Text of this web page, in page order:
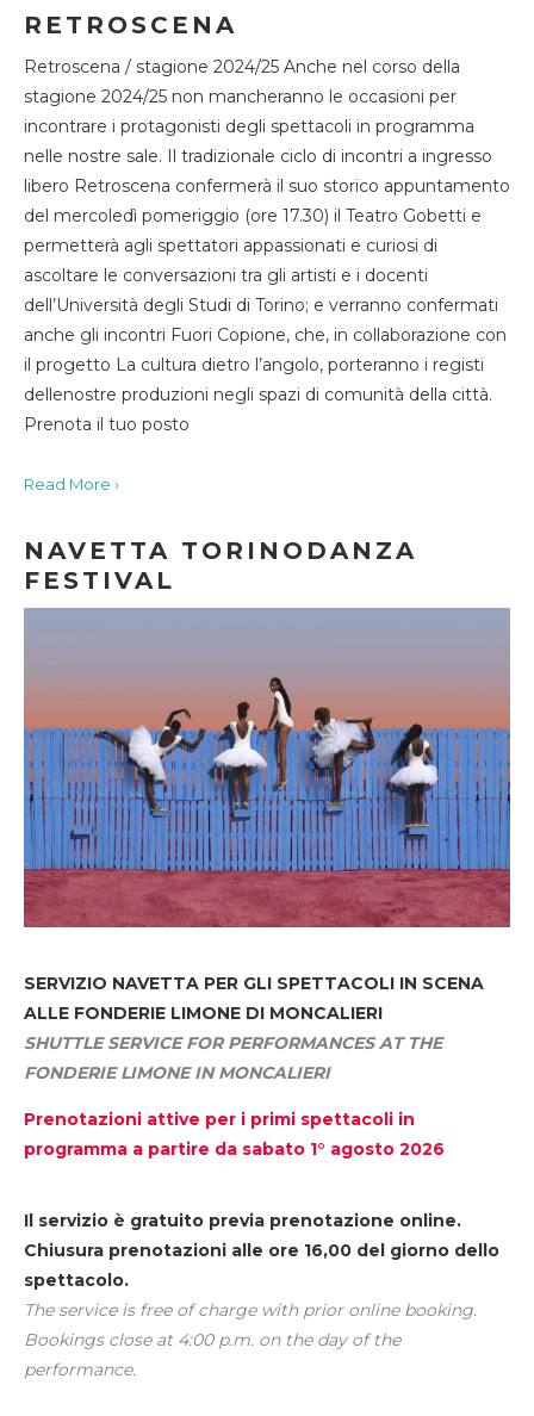
RETROSCENA
Retroscena / stagione 2024/25 Anche nel corso della
stagione 2024/25 non mancheranno le occasioni per
incontrare i protagonisti degli spettacoli in programma
nelle nostre sale. Il tradizionale ciclo di incontri a ingresso
libero Retroscena confermerà il suo storico appuntamento
del mercoledì pomeriggio (ore 17.30) il Teatro Gobetti e
permetterà agli spettatori appassionati e curiosi di
ascoltare le conversazioni tra gli artisti e i docenti
dell’Università degli Studi di Torino; e verranno confermati
anche gli incontri Fuori Copione, che, in collaborazione con
il progetto La cultura dietro l’angolo, porteranno i registi
dellenostre produzioni negli spazi di comunità della città.
Prenota il tuo posto
Read More ›
NAVETTA TORINODANZA
FESTIVAL
SERVIZIO NAVETTA PER GLI SPETTACOLI IN SCENA
ALLE FONDERIE LIMONE DI MONCALIERI
SHUTTLE SERVICE FOR PERFORMANCES AT THE
FONDERIE LIMONE IN MONCALIERI
Prenotazioni attive per i primi spettacoli in
programma a partire da sabato 1° agosto 2026
Il servizio è gratuito previa prenotazione online.
Chiusura prenotazioni alle ore 16,00 del giorno dello
spettacolo.
The service is free of charge with prior online booking.
Bookings close at 4:00 p.m. on the day of the
performance.